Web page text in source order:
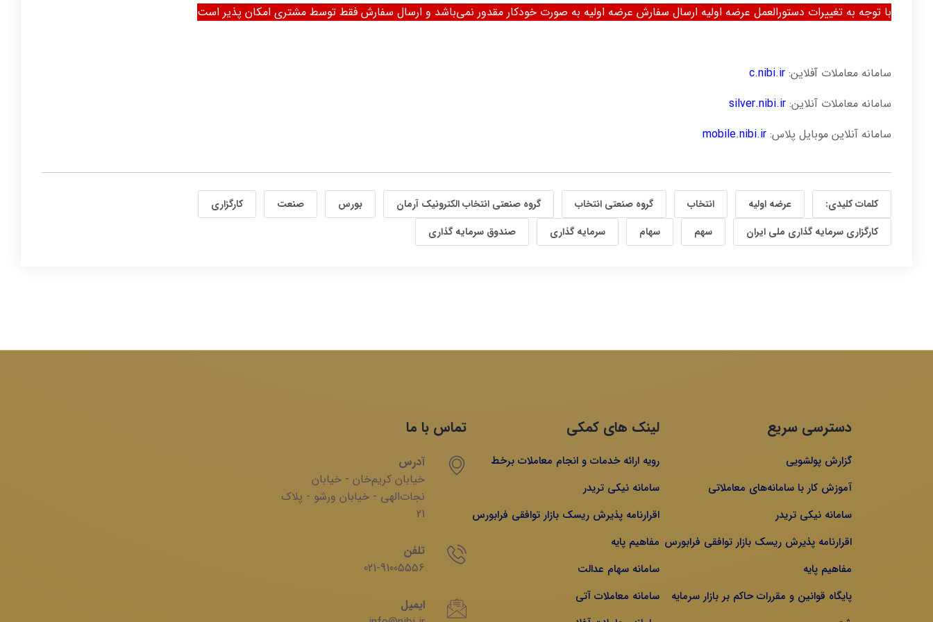
با توجه به تغییرات دستورالعمل عرضه اولیه ارسال سفارش عرضه اولیه به صورت خودکار مقدور نمی‌باشد و ارسال سفارش فقط توسط مشتری امکان پذیر است
سامانه معاملات آفلاین: c.nibi.ir
سامانه معاملات آنلاین: silver.nibi.ir
سامانه آنلاین موبایل پلاس: mobile.nibi.ir
کلمات کلیدی: عرضه اولیه انتخاب گروه صنعتی انتخاب گروه صنعتی انتخاب الکترونیک آرمان بورس صنعت
کارگزاری
کارگزاری سرمایه گذاری ملی ایران
سهم سهام سرمایه گذاری صندوق سرمایه گذاری
دسترسی سریع
گزارش پولشویی
آموزش کار با سامانه‌های معاملاتی
سامانه نیکی تریدر
اقرارنامه پذیرش ریسک بازار توافقی فرابورس
مفاهیم پایه
پایگاه قوانین و مقررات حاکم بر بازار سرمایه
لینک های کمکی
رویه ارائه خدمات و انجام معاملات برخط
سامانه نیکی تریدر
اقرارنامه پذیرش ریسک بازار توافقی فرابورس
مفاهیم پایه
سامانه سهام عدالت
سامانه معاملات آتی
تماس با ما
آدرس
خیابان‌ کریم‌‌خان - خیابان
‌نجات‌الهی - خیابان ‌ورشو - پلاک
21
تلفن
021-91005556
ایمیل